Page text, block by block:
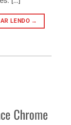
LENDO →
Chrome